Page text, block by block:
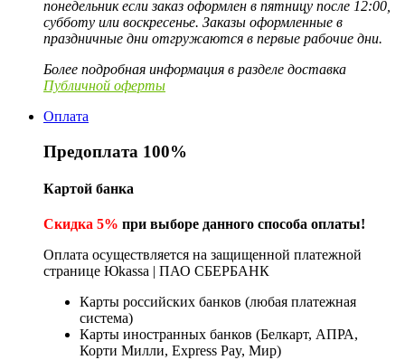
понедельник если заказ оформлен в пятницу после 12:00,
субботу или воскресенье. Заказы оформленные в
праздничные дни отгружаются в первые рабочие дни.
Более подробная информация в разделе доставка
Публичной оферты
Оплата
Предоплата 100%
Картой банка
Скидка 5% при выборе данного способа оплаты!
Оплата осуществляется на защищенной платежной
странице Юkassa | ПАО СБЕРБАНК
Карты российских банков (любая платежная
система)
Карты иностранных банков (Белкарт, АПРА,
Корти Милли, Express Pay, Мир)